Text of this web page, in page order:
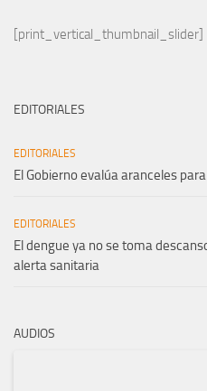
[print_vertical_thumbnail_slider]
EDITORIALES
EDITORIALES
El Gobierno evalúa aranceles
EDITORIALES
El dengue ya no se toma
alerta sanitaria
AUDIOS